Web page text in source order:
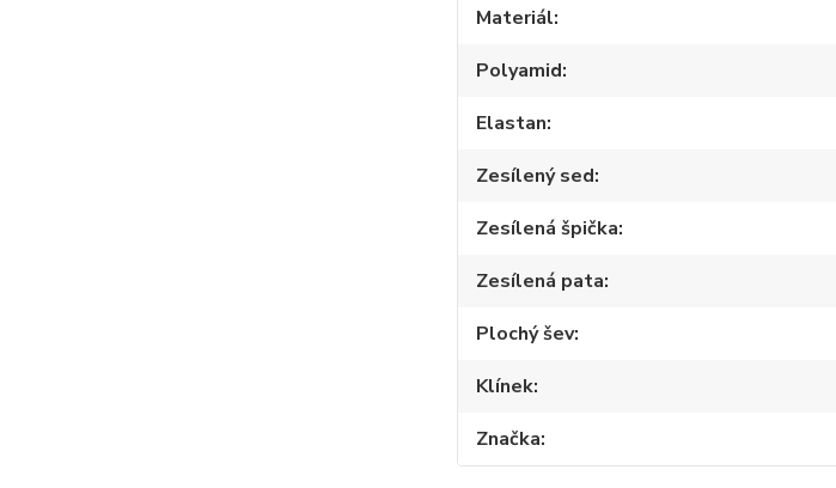
Materiál
Polyamid
Elastan
Zesílený sed
Zesílená špička
Zesílená pata
Plochý šev
Klínek
Značka